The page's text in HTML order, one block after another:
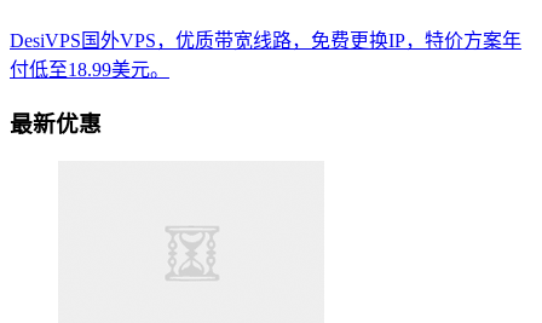
DesiVPS国外VPS，优质带宽线路，免费更换IP，特价方案年
付低至18.99美元。
最新优惠